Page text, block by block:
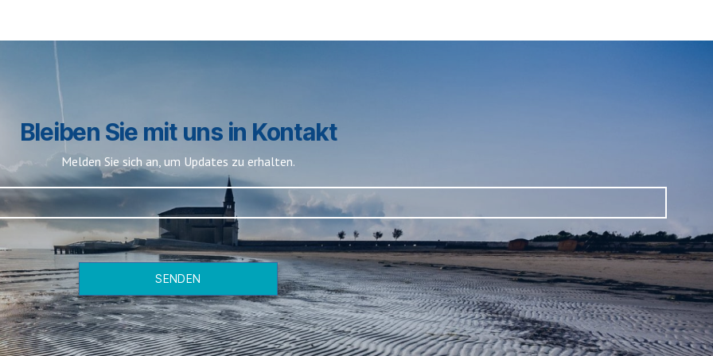
Bleiben Sie mit uns in Kontakt
Melden Sie sich an, um Updates zu erhalten.
SENDEN